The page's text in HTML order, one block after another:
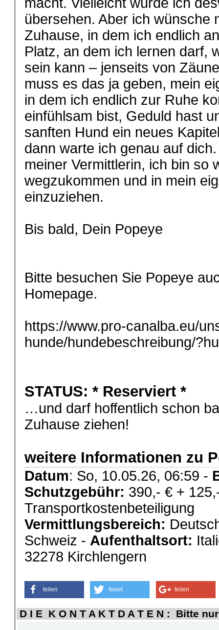
übersehen. Aber ich wünsche
Zuhause, in dem ich endlich
Platz, an dem ich lernen darf,
sein kann – jenseits von
muss es das ja geben, mein
in dem ich endlich zur Ruhe
einfühlsam bist, Geduld hast
sanften Hund ein neues
dann warte ich genau auf
meiner Vermittlerin, ich bin so
wegzukommen und in mein
einzuziehen.
Bis bald, Dein Popeye
Bitte besuchen Sie Popeye
Homepage.
https://www.pro-canalba.eu/
hunde/hundebeschreibung/
STATUS: * Reserviert *
…und darf hoffentlich schon
Zuhause ziehen!
weitere Informationen zu
Datum: So, 10.05.26, 06:59 -
Schutzgebühr: 390,- € +
Transportkostenbeteiligung
Vermittlungsbereich:
Schweiz - Aufenthaltsort:
32278 Kirchlengern
teilen tweet teilen
D I E K O N T A K T D A T E N : Bitte